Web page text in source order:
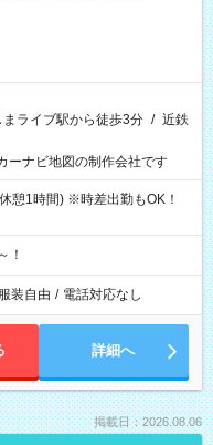
まライブ駅から徒歩3分 / 近鉄
ナビ地図の制作会社です
憩1時間) ※時差出勤もOK！
！
服装自由 / 電話対応なし
詳細へ
掲載日：2026.08.06